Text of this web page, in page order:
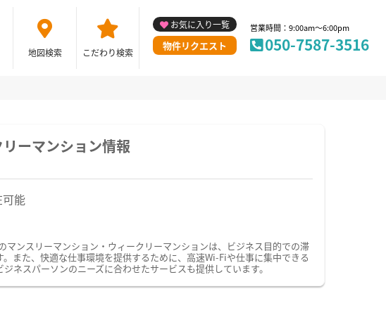
地図検索 こだわり検索
お気に入り一覧
物件リクエスト
営業時間：9:00am～6:00pm
050-7587-3516
ーマンション情報
能
ンスリーマンション・ウィークリーマンションは、ビジネス目的での滞
また、快適な仕事環境を提供するために、高速Wi-Fiや仕事に集中できる
ネスパーソンのニーズに合わせたサービスも提供しています。